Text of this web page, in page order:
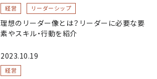
経営 リーダーシップ
理想のリーダー像とは？リーダーに必要な要
素やスキル・行動を紹介
2023.10.19
経営